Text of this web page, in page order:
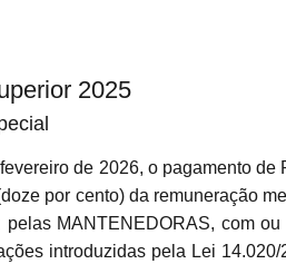
2025
de 2026, o pagamento de
por cento) da remuneração
MANTENEDORAS, com ou
introduzidas pela Lei 14.020/